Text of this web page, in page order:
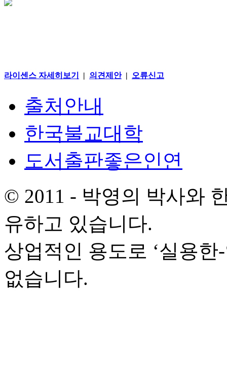
라이센스 자세히보기 | 의견제안| 오류신고
출처안내
한국불교대학
도서출판좋은인연
© 2011 - 박영의 박사와
유하고 있습니다.
상업적인 용도로 ‘실용
없습니다.